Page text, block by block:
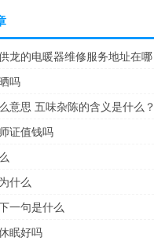
龙的电暖器维修服务地址在哪
吗
意思 五味杂陈的含义是什么？
证值钱吗
什么
一句是什么
眠好吗